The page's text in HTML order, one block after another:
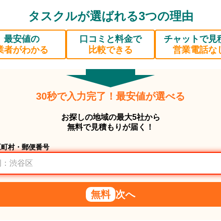
タスクルが選ばれる3つの理由
最安値の
者がわかる
口コミと料金で
比較できる
チャットで見
営業電話な
30秒で入力完了！最安値が選べる
お探しの地域の最大5社から
無料で見積もりが届く！
村・郵便番号
無料 次へ